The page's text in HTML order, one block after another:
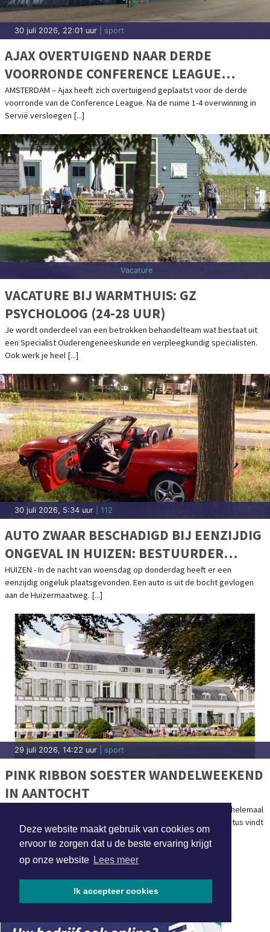
Deze website maakt gebruik van cookies om
ervoor te zorgen dat u de beste ervaring krijgt
op onze website Lees meer
Ik accepteer cookies
30 juli 2026, 22:01 uur | sport
AJAX OVERTUIGEND NAAR DERDE
VOORRONDE CONFERENCE LEAGUE
DANKZIJ HATTRICK GLOUKH
AMSTERDAM – Ajax heeft zich overtuigend geplaatst voor de derde
voorronde van de Conference League. Na de ruime 1-4 overwinning in
Servië versloegen [...]
Vacature
VACATURE BIJ WARMTHUIS: GZ
PSYCHOLOOG (24-28 UUR)
Je wordt onderdeel van een betrokken behandelteam wat bestaat uit
een Specialist Ouderengeneeskunde en verpleegkundig specialisten.
Ook werk je heel [...]
30 juli 2026, 5:34 uur | 112
AUTO ZWAAR BESCHADIGD BIJ EENZIJDIG
ONGEVAL IN HUIZEN: BESTUURDER
AANGEHOUDEN VOOR RIJDEN ONDER
INVLOED
HUIZEN - In de nacht van woensdag op donderdag heeft er een
eenzijdig ongeluk plaatsgevonden. Een auto is uit de bocht gevlogen
aan de Huizermaatweg. [...]
29 juli 2026, 14:22 uur | sport
PINK RIBBON SOESTER WANDELWEEKEND
IN AANTOCHT
SOEST - Over iets minder dan één maand staat Soest opnieuw helemaal
in het teken van wandelen. Op zaterdag 22 en zondag 23 augustus vindt
namelijk de [...]